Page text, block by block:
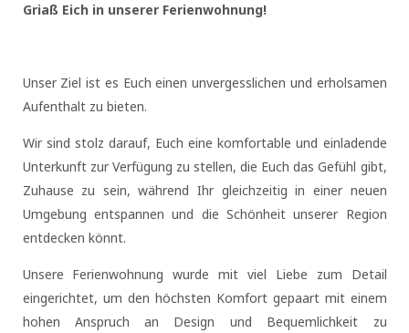
Griaß Eich in unserer Ferienwohnung!
Unser Ziel ist es Euch einen unvergesslichen und erholsamen
Aufenthalt zu bieten.
Wir sind stolz darauf, Euch eine komfortable und einladende
Unterkunft zur Verfügung zu stellen, die Euch das Gefühl gibt,
Zuhause zu sein, während Ihr gleichzeitig in einer neuen
Umgebung entspannen und die Schönheit unserer Region
entdecken könnt.
Unsere Ferienwohnung wurde mit viel Liebe zum Detail
eingerichtet, um den höchsten Komfort gepaart mit einem
hohen Anspruch an Design und Bequemlichkeit zu